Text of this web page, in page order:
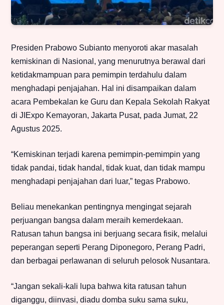
Presiden Prabowo Subianto menyoroti akar masalah
kemiskinan di Nasional, yang menurutnya berawal dari
ketidakmampuan para pemimpin terdahulu dalam
menghadapi penjajahan. Hal ini disampaikan dalam
acara Pembekalan ke Guru dan Kepala Sekolah Rakyat
di JIExpo Kemayoran, Jakarta Pusat, pada Jumat, 22
Agustus 2025.
“Kemiskinan terjadi karena pemimpin-pemimpin yang
tidak pandai, tidak handal, tidak kuat, dan tidak mampu
menghadapi penjajahan dari luar,” tegas Prabowo.
Beliau menekankan pentingnya mengingat sejarah
perjuangan bangsa dalam meraih kemerdekaan.
Ratusan tahun bangsa ini berjuang secara fisik, melalui
peperangan seperti Perang Diponegoro, Perang Padri,
dan berbagai perlawanan di seluruh pelosok Nusantara.
“Jangan sekali-kali lupa bahwa kita ratusan tahun
diganggu, diinvasi, diadu domba suku sama suku,